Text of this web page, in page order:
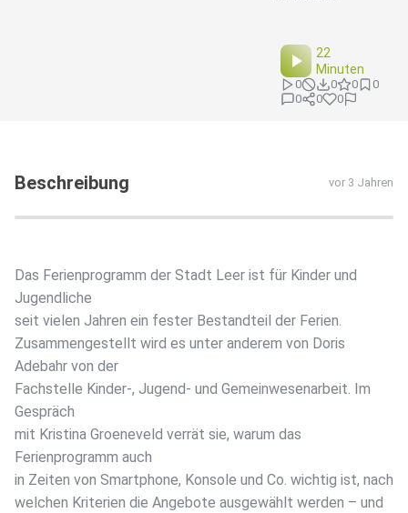
22
Minuten
0 0 0
0
0
0 0
Beschreibung vor 3 Jahren
Das Ferienprogramm der Stadt Leer ist für Kinder und
Jugendliche
seit vielen Jahren ein fester Bestandteil der Ferien.
Zusammengestellt wird es unter anderem von Doris
Adebahr von der
Fachstelle Kinder-, Jugend- und Gemeinwesenarbeit. Im
Gespräch
mit Kristina Groeneveld verrät sie, warum das
Ferienprogramm auch
in Zeiten von Smartphone, Konsole und Co. wichtig ist, nach
welchen Kriterien die Angebote ausgewählt werden – und